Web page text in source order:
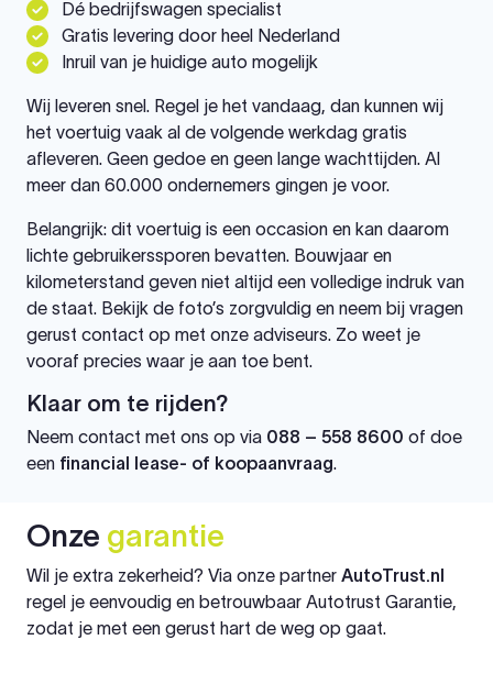
Dé bedrijfswagen specialist
Gratis levering door heel Nederland
Inruil van je huidige auto mogelijk
Wij leveren snel. Regel je het vandaag, dan kunnen wij
het voertuig vaak al de volgende werkdag gratis
afleveren. Geen gedoe en geen lange wachttijden. Al
meer dan 60.000 ondernemers gingen je voor.
Belangrijk: dit voertuig is een occasion en kan daarom
lichte gebruikerssporen bevatten. Bouwjaar en
kilometerstand geven niet altijd een volledige indruk van
de staat. Bekijk de foto’s zorgvuldig en neem bij vragen
gerust contact op met onze adviseurs. Zo weet je
vooraf precies waar je aan toe bent.
Klaar om te rijden?
Neem contact met ons op via 088 – 558 8600 of doe
een financial lease- of koopaanvraag.
Onze garantie
Wil je extra zekerheid? Via onze partner AutoTrust.nl
regel je eenvoudig en betrouwbaar Autotrust Garantie,
zodat je met een gerust hart de weg op gaat.